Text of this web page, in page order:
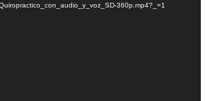
360p.mp4?_=1